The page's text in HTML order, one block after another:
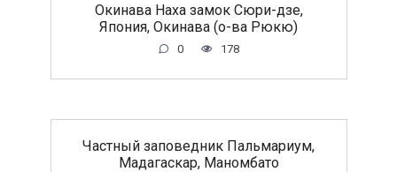
Окинава Наха замок Сюри-дзе,
Япония, Окинава (о-ва Рюкю)
0 178
Частный заповедник Пальмариум,
Мадагаскар, Маномбато